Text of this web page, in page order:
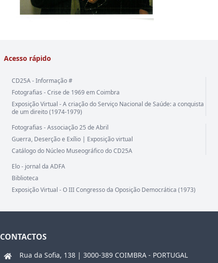
Acesso rápido
CD25A - Informação #
Fotografias - Crise de 1969 em Coimbra
Exposição Virtual - A criação do Serviço Nacional de Saúde: a conquista
de um direito (1974-1979)
Fotografias - Associação 25 de Abril
Guerra, Deserção e Exílio | Exposição virtual
Catálogo do Núcleo Museográfico do CD25A
Elo - jornal da ADFA
Biblioteca
Exposição Virtual - O III Congresso da Oposição Democrática (1973)
CONTACTOS
Rua da Sofia, 138 | 3000-389 COIMBRA - PORTUGAL